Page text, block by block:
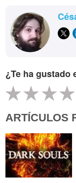
¿Te ha gustado
ARTÍCULOS